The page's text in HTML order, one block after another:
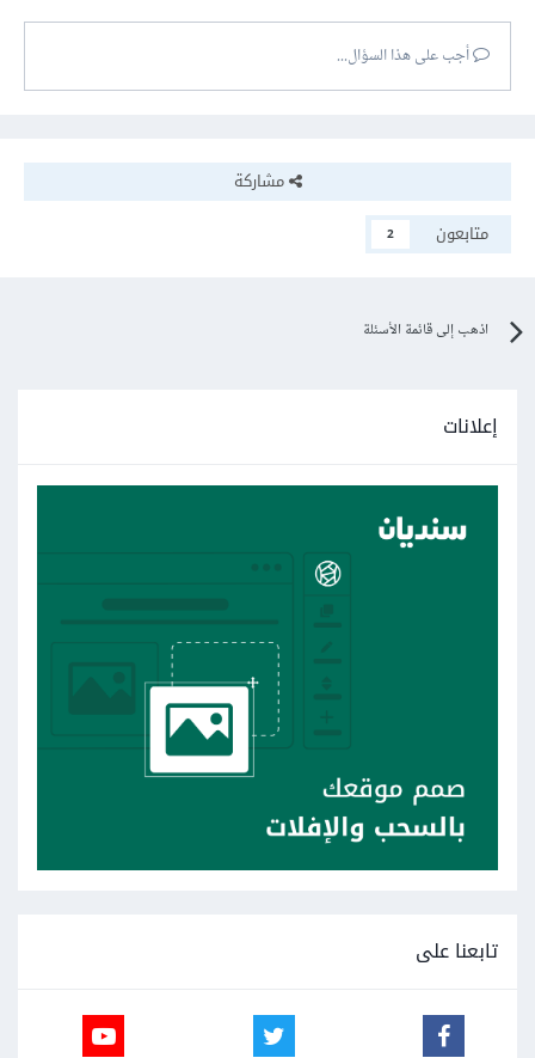
أجب على هذا السؤال...
مشاركة
متابعون
2
اذهب إلى قائمة الأسئلة
إعلانات
تابعنا على